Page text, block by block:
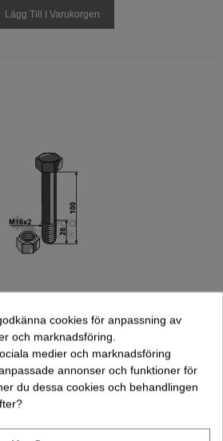
Lägg Till I Varukorgen
M16x2-10.9 27mm
Vogel U. Noot (63-16101)
kr (exkl. moms)
cookies för anpassning av
och marknadsföring.
medier och marknadsföring
annonser och funktioner för
du dessa cookies och behandlingen